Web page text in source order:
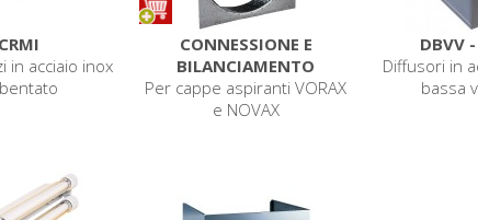
CRMI
in acciaio inox
CONNESSIONE E
BILANCIAMENTO
Per cappe aspiranti VORAX
e NOVAX
DBVV
Diffusori in
bassa